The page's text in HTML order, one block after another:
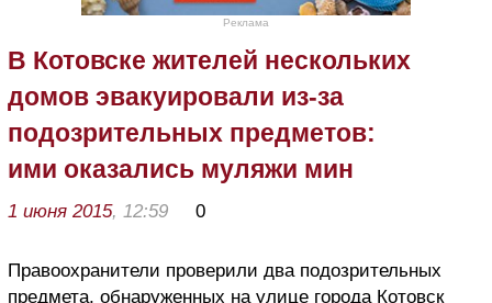
Реклама
В Котовске жителей нескольких
домов эвакуировали из-за
подозрительных предметов:
ими оказались муляжи мин
1 июня 2015, 12:59 0
Правоохранители проверили два подозрительных
предмета, обнаруженных на улице города Котовск